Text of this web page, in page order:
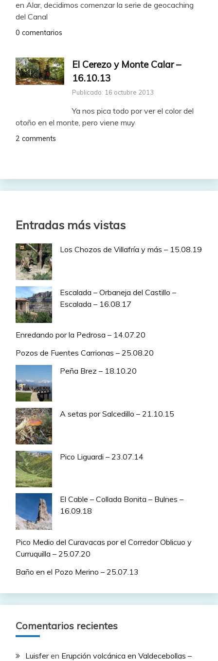
en Alar, decidimos comenzar la serie de geocaching
del Canal
0 comentarios
El Cerezo y Monte Calar –
16.10.13
Publicado: 16 octubre 2013
Ya nos pica todo por ver el color del
otoño en el monte, pero viene muy
2 comments
Entradas más vistas
Los Chozos de Villafría y más – 15.08.19
Escalada – Orbaneja del Castillo –
Escalada – 16.08.17
Enredando por la Pedrosa – 14.07.20
Pozos de Fuentes Carrionas – 25.08.20
Peña Brez – 18.10.20
A setas por Salcedillo – 21.10.15
Pico Liguardi – 23.07.14
El Cable – Collada Bonita – Bulnes –
16.09.18
Pico Medio del Curavacas por el Corredor Oblicuo y
Curruquilla – 25.07.20
Baño en el Pozo Merino – 25.07.13
Comentarios recientes
Luisferen Erupción volcánica en Valdecebollas –